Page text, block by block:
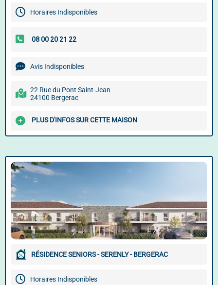
Horaires Indisponibles
Avis Indisponibles
22 Rue du Pont Saint-Jean
24100 Bergerac
PLUS D'INFOS SUR CETTE MAISON
RÉSIDENCE SENIORS - SERENLY - BERGERAC
Horaires Indisponibles